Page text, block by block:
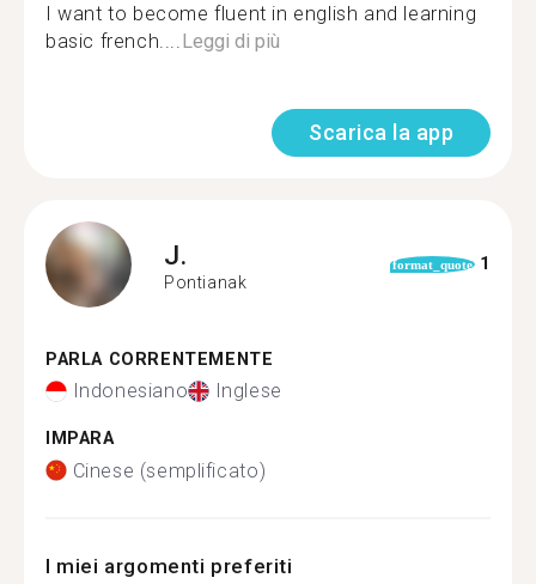
I want to become fluent in english and learning
basic french.... Leggi di più
Scarica la app
J.
Pontianak
format_quote 1
PARLA CORRENTEMENTE
Indonesiano Inglese
IMPARA
Cinese (semplificato)
I miei argomenti preferiti